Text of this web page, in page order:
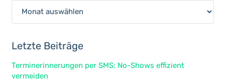
Letzte Beiträge
Terminerinnerungen per SMS: No-Shows effizient
vermeiden